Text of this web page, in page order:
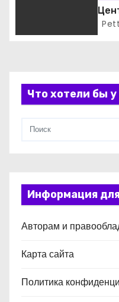
и
я
м
Что хотели бы
Информация
Авторам и
Карта сайта
Политика